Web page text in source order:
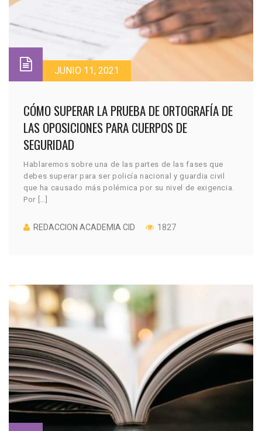
JUNIO 11, 2021
CÓMO SUPERAR LA PRUEBA DE ORTOGRAFÍA DE
LAS OPOSICIONES PARA CUERPOS DE
SEGURIDAD
Hablaremos sobre una de las partes de las fases que
debes superar para ser policía nacional y guardia civil
que ha causado más polémica por su nivel de exigencia.
Por […]
REDACCION ACADEMIA CID 1827